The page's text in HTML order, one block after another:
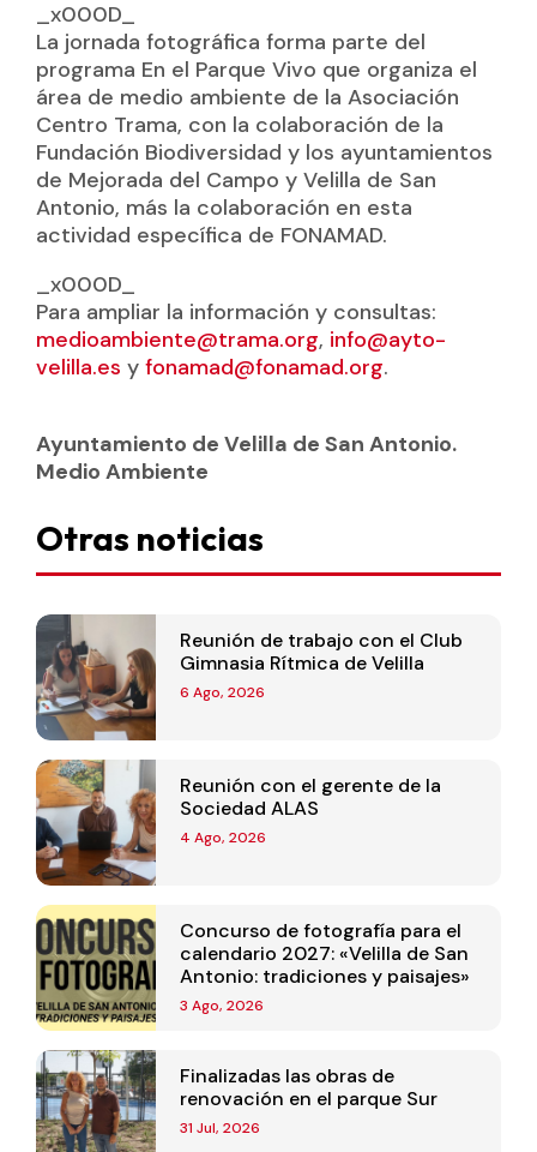
_x000D_
La jornada fotográfica forma parte del
programa En el Parque Vivo que organiza el
área de medio ambiente de la Asociación
Centro Trama, con la colaboración de la
Fundación Biodiversidad y los ayuntamientos
de Mejorada del Campo y Velilla de San
Antonio, más la colaboración en esta
actividad específica de FONAMAD.
_x000D_
Para ampliar la información y consultas:
medioambiente@trama.org, info@ayto-
velilla.es y fonamad@fonamad.org.
Ayuntamiento de Velilla de San Antonio.
Medio Ambiente
Otras noticias
Reunión de trabajo con el Club
Gimnasia Rítmica de Velilla
6 Ago, 2026
Reunión con el gerente de la
Sociedad ALAS
4 Ago, 2026
Concurso de fotografía para el
calendario 2027: «Velilla de San
Antonio: tradiciones y paisajes»
3 Ago, 2026
Finalizadas las obras de
renovación en el parque Sur
31 Jul, 2026